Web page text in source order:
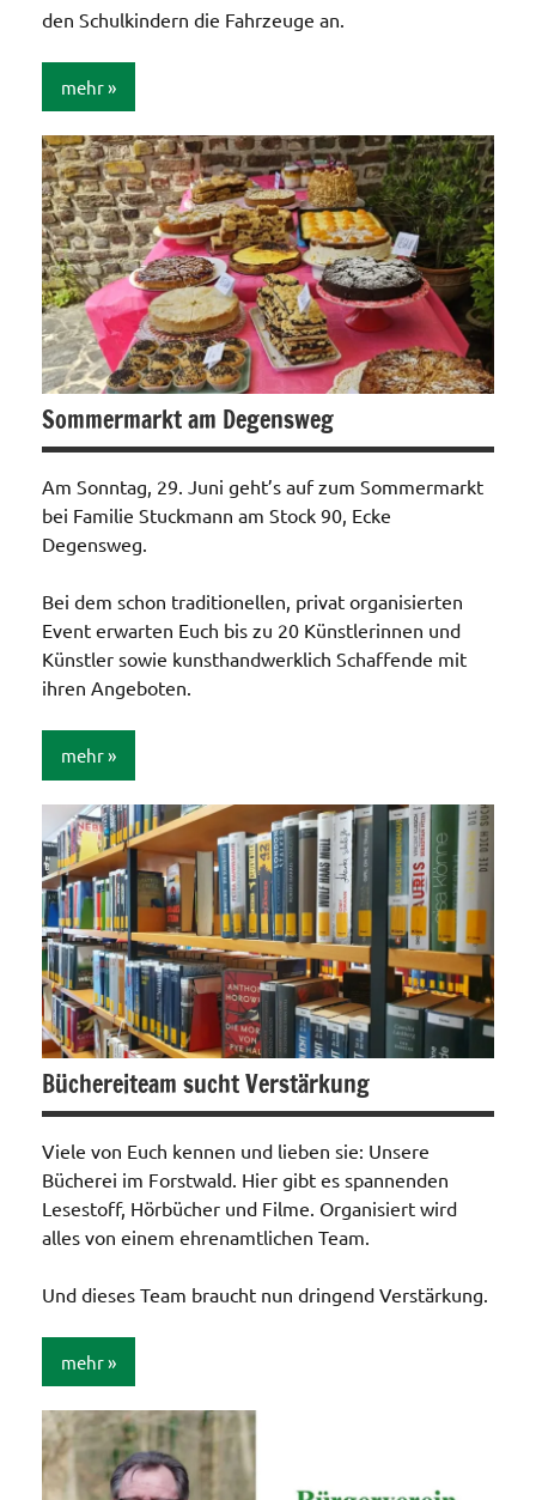
den Schulkindern die Fahrzeuge an.
mehr
Allgemein
Sommermarkt am Degensweg
Am Sonntag, 29. Juni geht’s auf zum Sommermarkt
bei Familie Stuckmann am Stock 90, Ecke
Degensweg.
Bei dem schon traditionellen, privat organisierten
Event erwarten Euch bis zu 20 Künstlerinnen und
Künstler sowie kunsthandwerklich Schaffende mit
ihren Angeboten.
mehr
Allgemein
Büchereiteam sucht Verstärkung
Viele von Euch kennen und lieben sie: Unsere
Bücherei im Forstwald. Hier gibt es spannenden
Lesestoff, Hörbücher und Filme. Organisiert wird
alles von einem ehrenamtlichen Team.
Und dieses Team braucht nun dringend Verstärkung.
mehr
Allgemein